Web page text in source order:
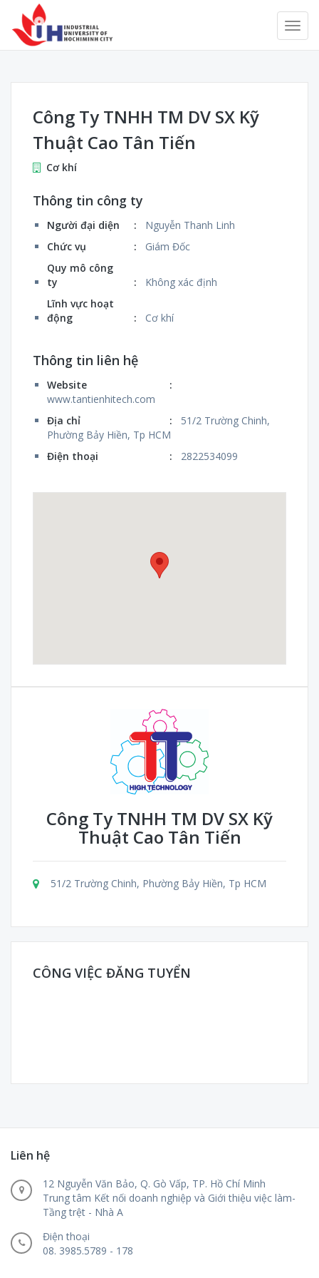
Công Ty TNHH TM DV SX Kỹ
Thuật Cao Tân Tiến
Cơ khí
Thông tin công ty
Người đại diện :
Nguyễn Thanh Linh
Chức vụ
:
Giám Đốc
Quy mô công
ty
:
Không xác định
Lĩnh vực hoạt
động
: Cơ khí
Thông tin liên hệ
Website
:
www.tantienhitech.com
Địa chỉ
:
51/2 Trường Chinh,
Phường Bảy Hiền, Tp HCM
Điện thoại
: 2822534099
Công Ty TNHH TM DV SX Kỹ
Thuật Cao Tân Tiến
51/2 Trường Chinh, Phường Bảy Hiền, Tp HCM
CÔNG VIỆC ĐĂNG TUYỂN
Liên hệ
12 Nguyễn Văn Bảo, Q. Gò Vấp, TP. Hồ Chí Minh
Trung tâm Kết nối doanh nghiệp và Giới thiệu việc làm-
Tầng trệt - Nhà A
Điện thoại
08. 3985.5789 - 178